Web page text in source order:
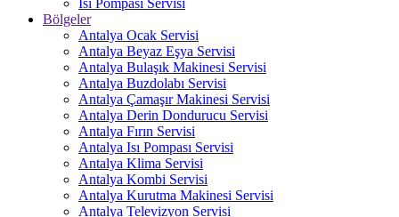
Isı Pompası Servisi
Bölgeler
Antalya Ocak Servisi
Antalya Beyaz Eşya Servisi
Antalya Bulaşık Makinesi Servisi
Antalya Buzdolabı Servisi
Antalya Çamaşır Makinesi Servisi
Antalya Derin Dondurucu Servisi
Antalya Fırın Servisi
Antalya Isı Pompası Servisi
Antalya Klima Servisi
Antalya Kombi Servisi
Antalya Kurutma Makinesi Servisi
Antalya Televizyon Servisi